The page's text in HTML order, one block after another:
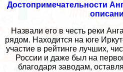
Достопримечательности
Назвали его в честь реки
рядом. Находится на юге
участие в рейтинге лучших,
России и даже был на
благодаря заводам,